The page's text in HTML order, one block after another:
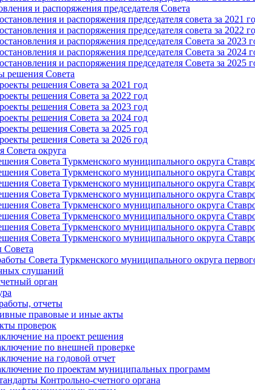
и распоряжения председателя Cовета
и распоряжения председателя совета за 2021
и распоряжения председателя совета за 2022
и распоряжения председателя Cовета за 2023
и распоряжения председателя Cовета за 2024
и распоряжения председателя Cовета за 2025
решения Cовета
решения Совета за 2021 год
решения Совета за 2022 год
решения Cовета за 2023 год
решения Совета за 2024 год
решения Совета за 2025 год
решения Совета за 2026 год
Совета округа
Совета Туркменского муниципального округа
Совета Туркменского муниципального округа
Совета Туркменского муниципального округа
Совета Туркменского муниципального округа
Совета Туркменского муниципального округа
Совета Туркменского муниципального округа
Совета Туркменского муниципального округа
Совета Туркменского муниципального округа
Совета
Совета Туркменского муниципального округа
слушаний
орган
отчеты
правовые и иные акты
проверок
на проект решения
по внешней проверке
на годовой отчет
по проектам муниципальных программ
Контрольно-счетного органа